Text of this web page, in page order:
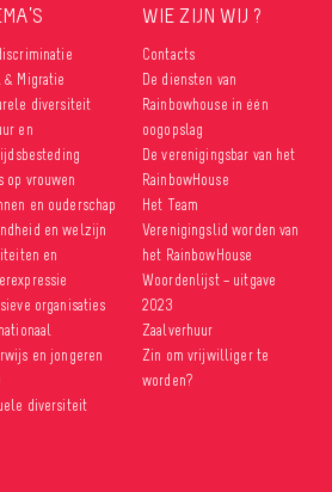
Migratie
diversiteit
en
op vrouwen
en ouderschap
en welzijn
en
organisaties
en jongeren
diversiteit
WIE ZIJN WIJ ?
Contacts
De diensten van
Rainbowhouse in één
oogopslag
De verenigingsbar van het
RainbowHouse
Het Team
Verenigingslid worden van
het RainbowHouse
Woordenlijst – uitgave
2023
Zaalverhuur
Zin om vrijwilliger te
worden?